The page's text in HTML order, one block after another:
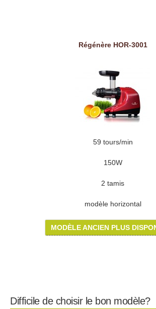
Régénère HOR-3001
59 tours/min
150W
2 tamis
modèle horizontal
MODÈLE ANCIEN PLUS
Difficile de choisir le bon modèle?